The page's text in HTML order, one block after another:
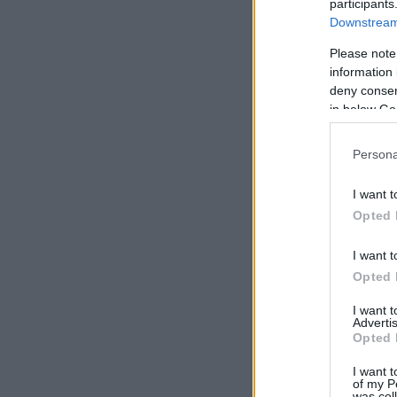
Please
information
deny
in below
I want
Opted
I want
Opted
I want
Opted
I want
of my